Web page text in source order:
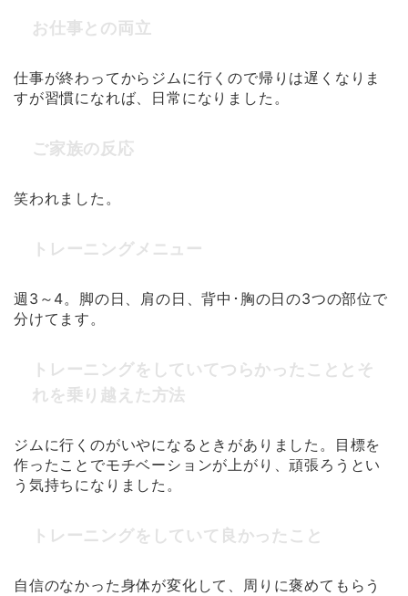
お仕事との両立
仕事が終わってからジムに行くので帰りは遅くなりま
すが習慣になれば、日常になりました。
ご家族の反応
笑われました。
トレーニングメニュー
週3～4。脚の日、肩の日、背中･胸の日の3つの部位で
分けてます。
トレーニングをしていてつらかったこととそ
れを乗り越えた方法
ジムに行くのがいやになるときがありました。目標を
作ったことでモチベーションが上がり、頑張ろうとい
う気持ちになりました。
トレーニングをしていて良かったこと
自信のなかった身体が変化して、周りに褒めてもらう